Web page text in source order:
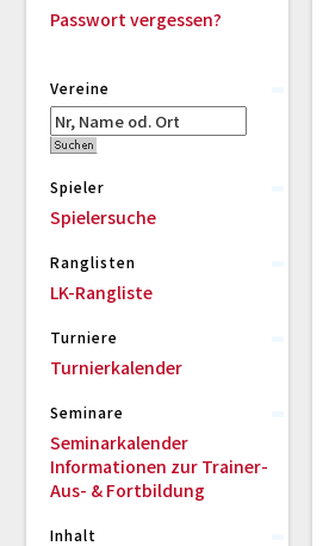
Passwort vergessen?
Vereine
Spieler
Spielersuche
Ranglisten
LK-Rangliste
Turniere
Turnierkalender
Seminare
Seminarkalender
Informationen zur Trainer-
Aus- & Fortbildung
Inhalt